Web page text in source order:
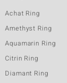
Achat Ring
Amethyst Ring
Aquamarin Ring
Citrin Ring
Diamant Ring